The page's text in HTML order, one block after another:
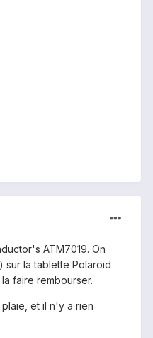
ATM7019. On
sur la tablette Polaroid
faire rembourser.
et il n'y a rien